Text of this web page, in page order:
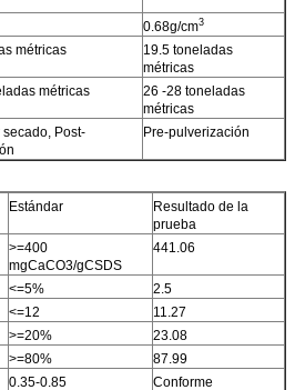
0.68g/cm3
métricas
19.5 toneladas
métricas
métricas
26 -28 toneladas
métricas
Post-
Pre-pulverización
Estándar
Resultado de la
prueba
>=400
mgCaCO3/gCSDS
441.06
<=5%
2.5
<=12
11.27
>=20%
23.08
>=80%
87.99
0.35-0.85 Conforme